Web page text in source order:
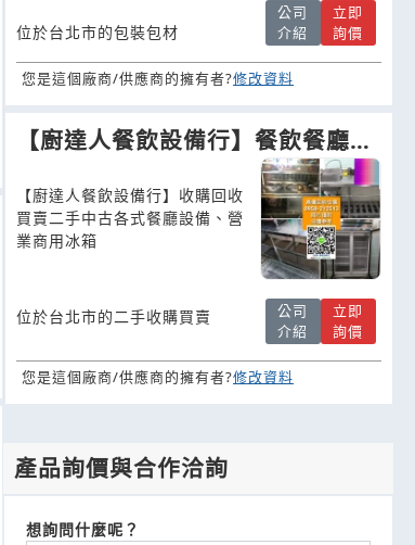
位於台北市的包裝包材
公司
介紹
立即
詢價
您是這個廠商/供應商的擁有者?修改資料
【廚達人餐飲設備行】餐飲餐廳廚
房廚具設備-二手收購買賣
【廚達人餐飲設備行】收購回收
買賣二手中古各式餐廳設備、營
業商用冰箱
位於台北市的二手收購買賣
公司
介紹
立即
詢價
您是這個廠商/供應商的擁有者?修改資料
產品詢價與合作洽詢
想詢問什麼呢？